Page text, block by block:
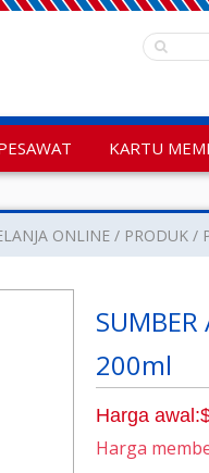
KARTU
ONLINE PRODUK
200ml
Harga
Harga